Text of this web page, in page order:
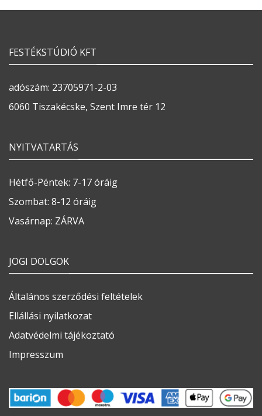
FESTÉKSTÚDIÓ KFT
adószám: 23705971-2-03
6060 Tiszakécske, Szent Imre tér 12
NYITVATARTÁS
Hétfő-Péntek: 7-17 óráig
Szombat: 8-12 óráig
Vasárnap: ZÁRVA
JOGI DOLGOK
Általános szerződési feltételek
Ellállási nyilatkozat
Adatvédelmi tájékoztató
Impresszum